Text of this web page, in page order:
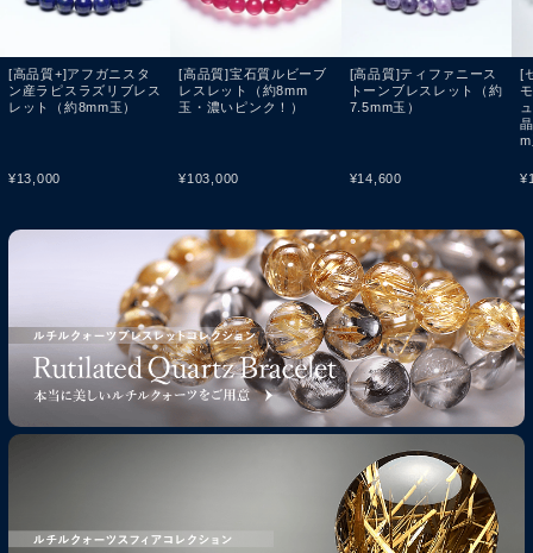
[高品質+]アフガニスタ
ン産ラピスラズリブレス
レット（約8mm玉）
¥13,000
[高品質]宝石質ルビーブ
レスレット（約8mm
玉・濃いピンク！）
¥103,000
[高品質]ティファニース
トーンブレスレット（約
7.5mm玉）
¥14,600
[
¥